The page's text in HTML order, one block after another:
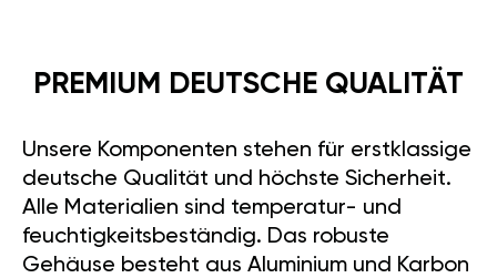
PREMIUM DEUTSCHE QUALITÄT
Unsere Komponenten stehen für erstklassige
deutsche Qualität und höchste Sicherheit.
Alle Materialien sind temperatur- und
feuchtigkeitsbeständig. Das robuste
Gehäuse besteht aus Aluminium und Karbon